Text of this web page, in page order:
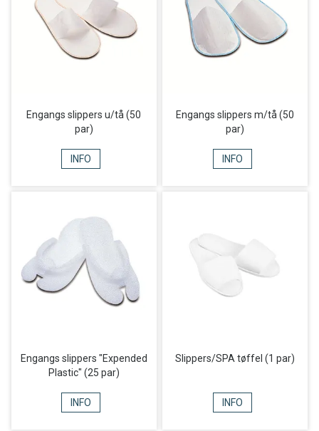
Engangs slippers u/tå (50
par)
INFO
Engangs slippers m/tå (50
par)
INFO
Engangs slippers "Expended
Plastic" (25 par)
INFO
Slippers/SPA tøffel (1 par)
INFO